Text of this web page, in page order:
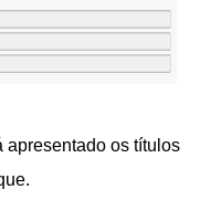
apresentado os títulos